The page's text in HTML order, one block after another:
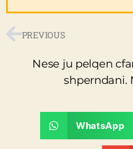
PREVIOUS
Nese ju pelqen
shperndani.
WhatsApp